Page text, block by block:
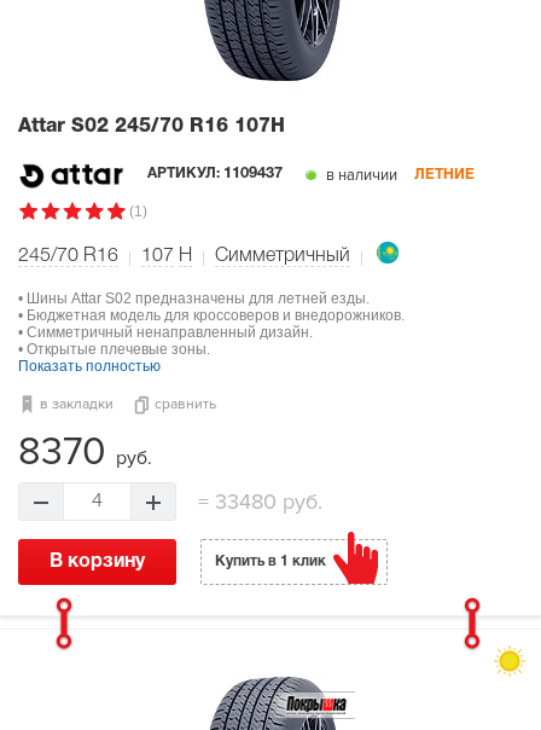
Attar S02 245/70 R16 107H
АРТИКУЛ: 1109437 в наличии ЛЕТНИЕ
(1)
245/70 R16 107 H Симметричный
• Шины Attar S02 предназначены для летней езды.
• Бюджетная модель для кроссоверов и внедорожников.
• Симметричный ненаправленный дизайн.
• Открытые плечевые зоны.
Показать полностью
в закладки сравнить
8370 руб.
4 = 33480 руб.
В корзину Купить в 1 клик